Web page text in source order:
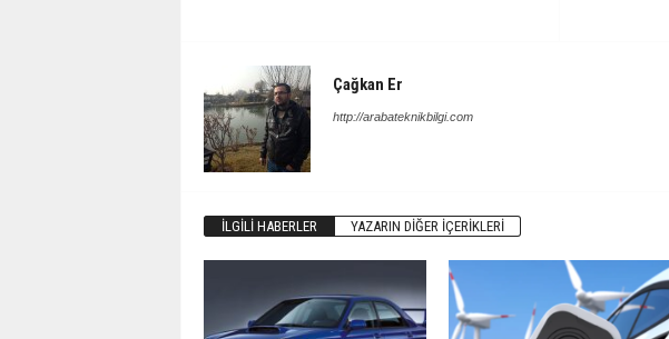
Çağkan Er
http://arabateknikbilgi.com
İLGILI HABERLER YAZARIN DIĞER İÇERIKLERI